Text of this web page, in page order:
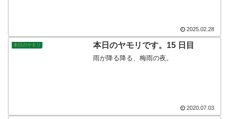
てみたいものです。そんなこんなで、本
日のヤモリです。
2025.02.28
本日のヤモリ 本日のヤモリです。15 日目
雨が降る降る、梅雨の夜。
2020.07.03